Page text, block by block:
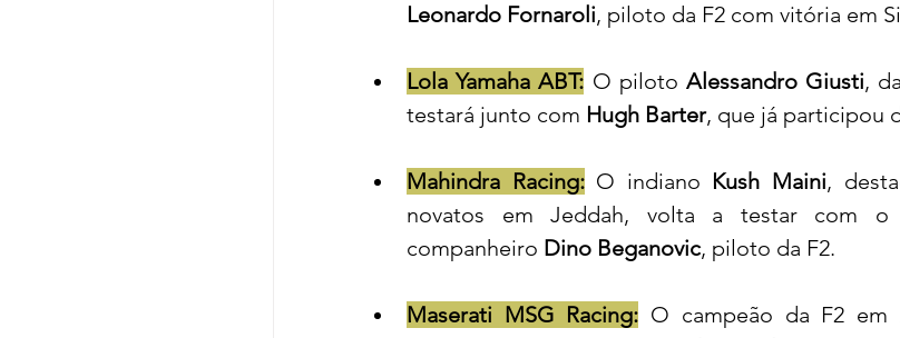
Leonardo Fornaroli, piloto da F2 com vitória em
Lola Yamaha ABT: O piloto Alessandro Giusti,
testará junto com Hugh Barter, que já participou
Mahindra Racing: O indiano Kush Maini,
novatos em Jeddah, volta a testar com
companheiro Dino Beganovic, piloto da F2.
Maserati MSG Racing: O campeão da F2 em